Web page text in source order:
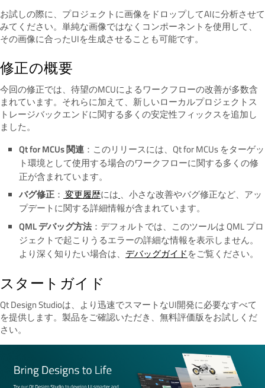
お試しの際に、プロジェクトに画像をドロップしてAIに分析させて
みてください。単純な画像ではなくコンポーネントを使用して、
その画像に合ったUIを生成させることも可能です。
修正の概要
今回の修正では、待望のMCUによるワークフローの改善が多数含
まれています。それらに加えて、新しいローカルプロジェクトス
トレージバックエンドに関する多くの安定性フィックスを追加し
ました。
Qt for MCUs 関連 ：このリリースには、Qt for MCUs をターゲッ
ト環境として使用する場合のワークフローに関する多くの修
正が含まれています。
バグ修正 ： 変更履歴には 、小さな改善やバグ修正など、アッ
プデートに関する詳細情報が含まれています。
QML デバッグ方法 ：デフォルトでは、このツールは QML プロ
ジェクトで起こりうるエラーの詳細な情報を表示しません。
より深く知りたい場合は、 デバッグガイドをご覧ください。
スタートガイド
Qt Design Studioは、より迅速でスマートなUI開発に必要なすべて
を提供します。製品をご確認いただき、無料評価版をお試しくだ
さい。